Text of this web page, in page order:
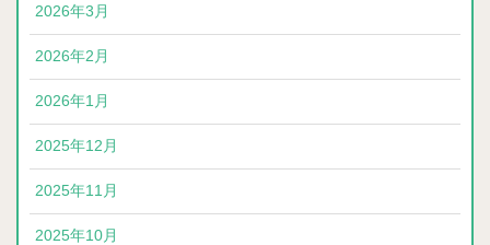
2026年3月
2026年2月
2026年1月
2025年12月
2025年11月
2025年10月